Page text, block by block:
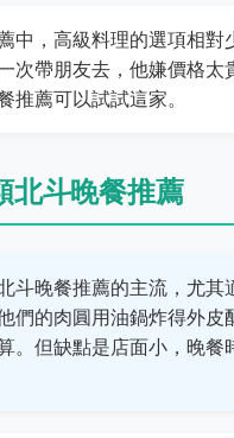
中，高級料理的選項相
次帶朋友去，他嫌價格
推薦可以試試這家。
北斗晚餐推薦
斗晚餐推薦的主流，尤
們的肉圓用油鍋炸得外
。但缺點是店面小，晚